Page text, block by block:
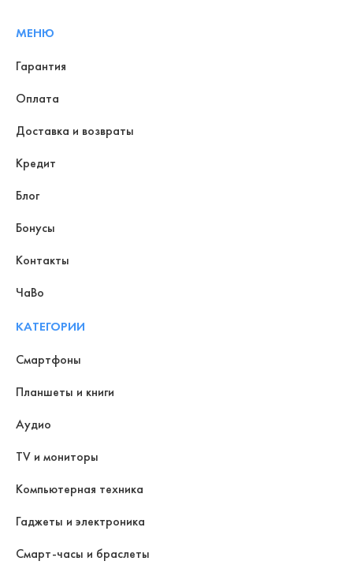
МЕНЮ
Гарантия
Оплата
Доставка и возвраты
Кредит
Блог
Бонусы
Контакты
ЧаВо
КАТЕГОРИИ
Смартфоны
Планшеты и книги
Аудио
TV и мониторы
Компьютерная техника
Гаджеты и электроника
Смарт-часы и браслеты